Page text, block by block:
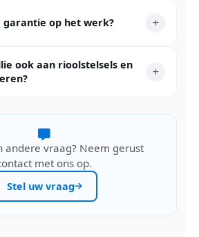
garantie op het werk?
ook aan rioolstelsels en
andere vraag? Neem gerust
met ons op.
Stel uw vraag